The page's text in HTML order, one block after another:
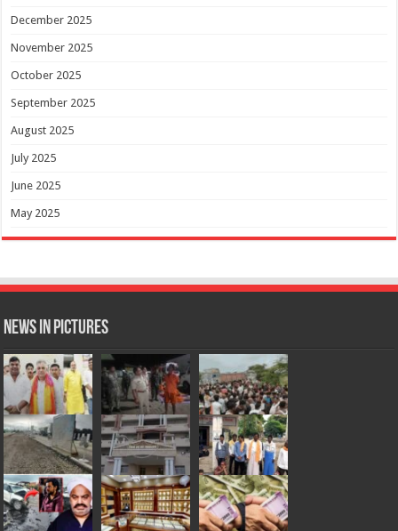
December 2025
November 2025
October 2025
September 2025
August 2025
July 2025
June 2025
May 2025
News in Pictures